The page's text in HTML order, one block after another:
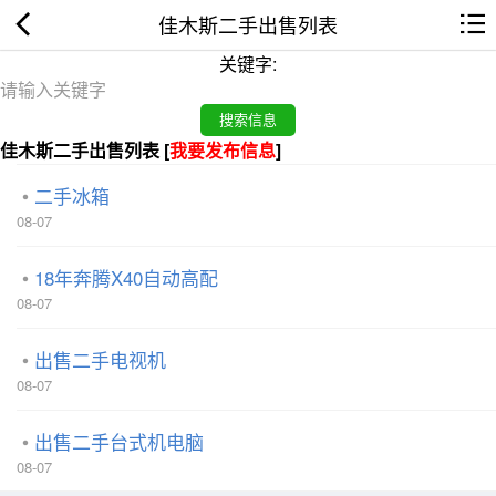
佳木斯二手出售列表
关键字:
佳木斯二手出售列表 [我要发布信息]
二手冰箱
08-07
18年奔腾X40自动高配
08-07
出售二手电视机
08-07
出售二手台式机电脑
08-07